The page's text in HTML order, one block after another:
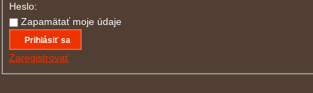
Heslo:
Zapamätať moje údaje
Prihlásiť sa
Zaregistrovať